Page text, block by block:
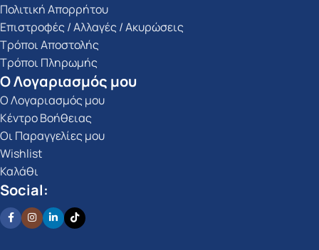
Πολιτική Απορρήτου
Επιστροφές / Αλλαγές / Ακυρώσεις
Τρόποι Αποστολής
Τρόποι Πληρωμής
Ο Λογαριασμός μου
Ο Λογαριασμός μου
Κέντρο Βοήθειας
Οι Παραγγελίες μου
Wishlist
Καλάθι
Social: